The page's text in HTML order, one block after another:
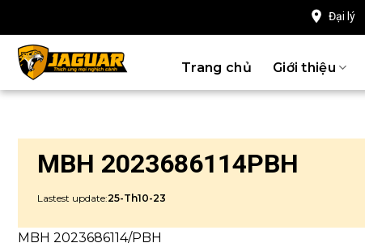
dung
Đại lý
Trang chủ Giới thiệu
MBH 2023686114PBH
Lastest update:25-Th10-23
MBH 2023686114/PBH